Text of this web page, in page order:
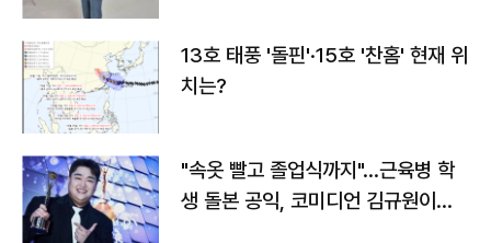
13호 태풍 '돌핀'·15호 '찬홈' 현재 위
치는?
"속옷 빨고 졸업식까지"…근육병 학
생 돌본 공익, 코미디언 김규원이었